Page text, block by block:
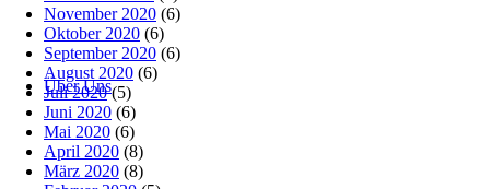
Über Uns
November 2020 (6)
Oktober 2020 (6)
September 2020 (6)
August 2020 (6)
Juli 2020(5)
Juni 2020 (6)
Mai 2020 (6)
April 2020 (8)
März 2020 (8)